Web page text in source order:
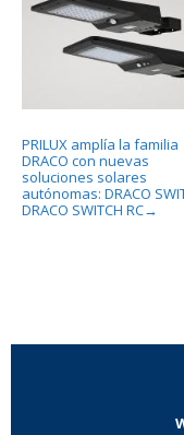
PRILUX amplía la familia
DRACO con nuevas
soluciones solares
autónomas: DRACO
DRACO SWITCH RC→